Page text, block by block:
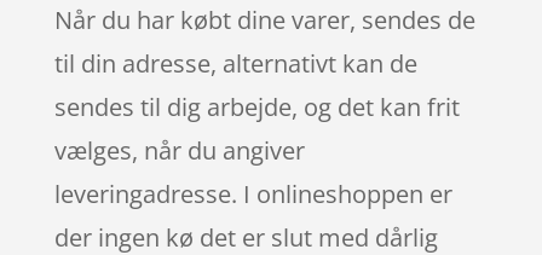
Når du har købt dine varer, sendes de
til din adresse, alternativt kan de
sendes til dig arbejde, og det kan frit
vælges, når du angiver
leveringadresse. I onlineshoppen er
der ingen kø det er slut med dårlig